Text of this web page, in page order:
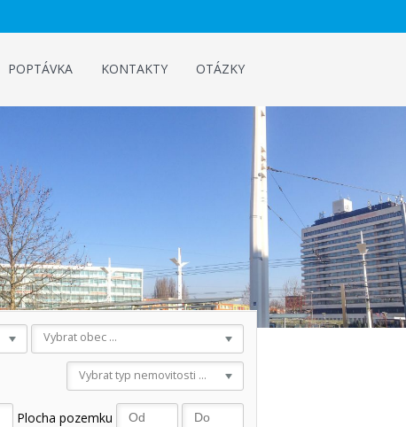
POPTÁVKA KONTAKTY OTÁZKY
Vybrat obec ...
Vybrat typ nemovitosti ...
Plocha pozemku